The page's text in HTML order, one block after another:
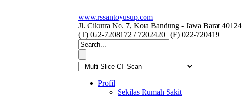
www.rssantoyusup.com
Jl. Cikutra No. 7, Kota Bandung - Jawa Barat 40124
(T) 022-7208172 / 7202420 | (F) 022-720419
Profil
Sekilas Rumah Sakit